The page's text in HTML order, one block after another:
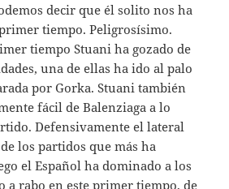
decir que él solito nos ha
tiempo. Peligrosísimo.
tiempo Stuani ha gozado de
una de ellas ha ido al palo
por Gorka. Stuani también
fácil de Balenziaga a lo
Defensivamente el lateral
los partidos que más ha
el Español ha dominado a los
a rabo en este primer tiempo, de